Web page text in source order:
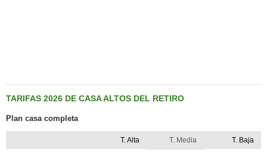
TARIFAS 2026 DE CASA ALTOS DEL RETIRO
Plan casa completa
T. Alta T. Media T. Baja